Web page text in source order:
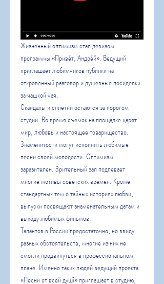
Жизненный оптимизм стал девизом
программы «Привěт, Андрěй». Ведущий
приглашает любимчиков публики на
откровенный разговор и душевные посиделки
за чашкой чая.
Скандалы и сплетни остаются за порогом
студии. Во время съемок на площадке царят
мир, любовь и настоящее товарищество.
Знаменитости могут исполнить любимые
песни своей молодости. Оптимизм
заразителен. Зрительный зал подпевает
многие мотивы советских времен. Кроме
стандартных тем о тайных историях любви,
выпуски посвящают знаменательным датам и
выходу любимых фильмов.
Талантов в России предостаточно, но ввиду
разных обстоятельств, многие из них не
смогли продвинуться в профессиональном
плане. Именно таких людей ведущий проекта
«Песни от всей душī» приглашает в студию,